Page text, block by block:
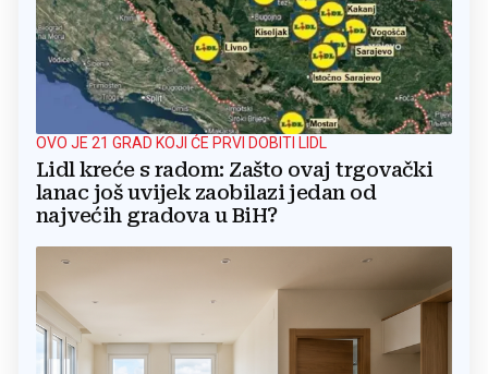
OVO JE 21 GRAD KOJI ĆE PRVI DOBITI LIDL
Lidl kreće s radom: Zašto ovaj trgovački
lanac još uvijek zaobilazi jedan od
najvećih gradova u BiH?